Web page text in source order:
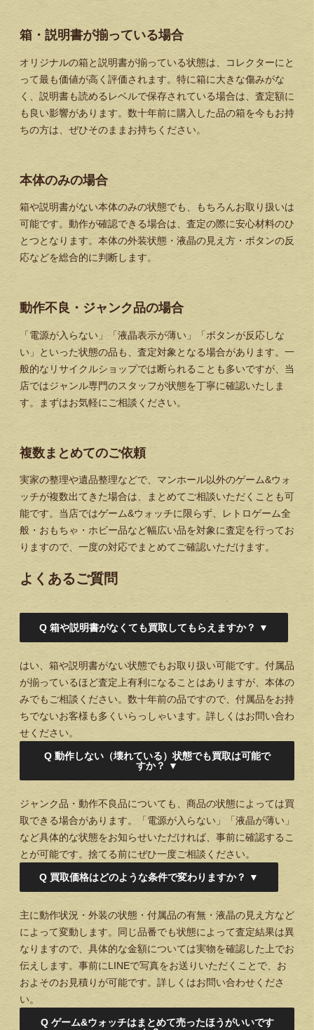
箱・説明書が揃っている場合
オリジナルの箱と説明書が揃っている状態は、コレクターにと
って最も価値が高く評価されます。特に箱に大きな傷みがな
く、説明書も読めるレベルで保存されている場合は、査定額に
も良い影響があります。数十年前に購入した品の箱を今もお持
ちの方は、ぜひそのままお持ちください。
本体のみの場合
箱や説明書がない本体のみの状態でも、もちろんお取り扱いは
可能です。動作が確認できる場合は、査定の際に安心材料のひ
とつとなります。本体の外装状態・液晶の見え方・ボタンの反
応などを総合的に判断します。
動作不良・ジャンク品の場合
「電源が入らない」「液晶表示が薄い」「ボタンが反応しな
い」といった状態の品も、査定対象となる場合があります。一
般的なリサイクルショップでは断られることも多いですが、当
店ではジャンル専門のスタッフが状態を丁寧に確認いたしま
す。まずはお気軽にご相談ください。
複数まとめてのご依頼
実家の整理や遺品整理などで、マンホール以外のゲーム&ウォ
ッチが複数出てきた場合は、まとめてご相談いただくことも可
能です。当店ではゲーム&ウォッチに限らず、レトロゲーム全
般・おもちゃ・ホビー品など幅広い品を対象に査定を行ってお
りますので、一度の対応でまとめてご確認いただけます。
よくあるご質問
Q 箱や説明書がなくても買取してもらえますか？ ▼
はい、箱や説明書がない状態でもお取り扱い可能です。付属品
が揃っているほど査定上有利になることはありますが、本体の
みでもご相談ください。数十年前の品ですので、付属品をお持
ちでないお客様も多くいらっしゃいます。詳しくはお問い合わ
せください。
Q動作しない（壊れている）状態でも買取は可能で
すか？
▼
ジャンク品・動作不良品についても、商品の状態によっては買
取できる場合があります。「電源が入らない」「液晶が薄い」
など具体的な状態をお知らせいただければ、事前に確認するこ
とが可能です。捨てる前にぜひ一度ご相談ください。
Q 買取価格はどのような条件で変わりますか？ ▼
主に動作状況・外装の状態・付属品の有無・液晶の見え方など
によって変動します。同じ品番でも状態によって査定結果は異
なりますので、具体的な金額については実物を確認した上でお
伝えします。事前にLINEで写真をお送りいただくことで、お
およそのお見積りが可能です。詳しくはお問い合わせくださ
い。
Qゲーム&ウォッチはまとめて売ったほうがいいです